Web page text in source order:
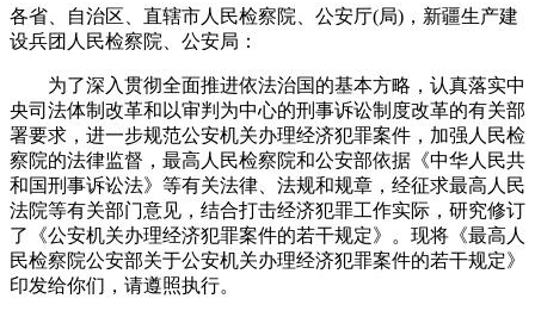
各省、自治区、直辖市人民检察院、公安厅(局)，新疆生产建
设兵团人民检察院、公安局：
为了深入贯彻全面推进依法治国的基本方略，认真落实中
央司法体制改革和以审判为中心的刑事诉讼制度改革的有关部
署要求，进一步规范公安机关办理经济犯罪案件，加强人民检
察院的法律监督，最高人民检察院和公安部依据《中华人民共
和国刑事诉讼法》等有关法律、法规和规章，经征求最高人民
法院等有关部门意见，结合打击经济犯罪工作实际，研究修订
了《公安机关办理经济犯罪案件的若干规定》。现将《最高人
民检察院公安部关于公安机关办理经济犯罪案件的若干规定》
印发给你们，请遵照执行。